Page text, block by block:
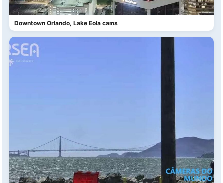
Downtown Orlando, Lake Eola cams